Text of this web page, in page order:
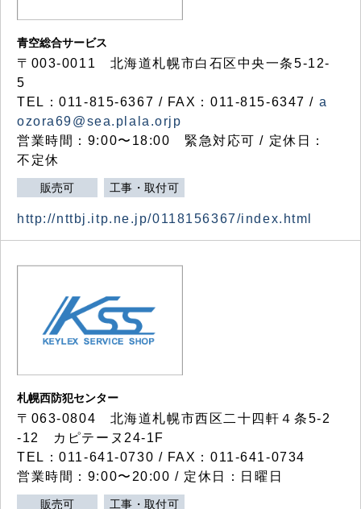
青空総合サービス
〒003-0011 北海道札幌市白石区中央一条5-12-
5
TEL：011-815-6367 / FAX：011-815-6347 / a
ozora69@sea.plala.orjp
営業時間：9:00〜18:00 緊急対応可 / 定休日：
不定休
販売可 工事・取付可
http://nttbj.itp.ne.jp/0118156367/index.html
札幌西防犯センター
〒063-0804 北海道札幌市西区二十四軒４条5-2
-12 カピテーヌ24-1F
TEL：011-641-0730 / FAX：011-641-0734
営業時間：9:00〜20:00 / 定休日：日曜日
販売可 工事・取付可